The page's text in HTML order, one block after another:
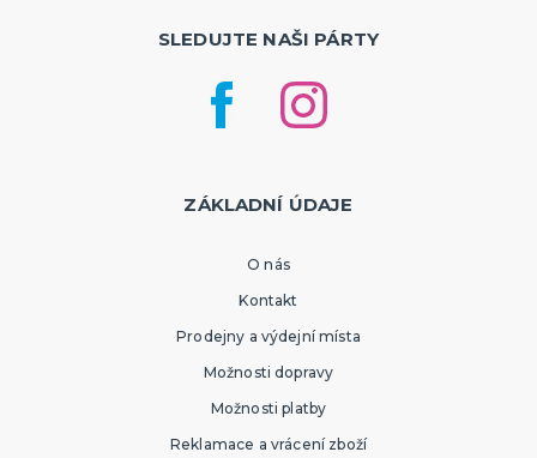
SLEDUJTE NAŠI PÁRTY
ZÁKLADNÍ ÚDAJE
O nás
Kontakt
Prodejny a výdejní místa
Možnosti dopravy
Možnosti platby
Reklamace a vrácení zboží